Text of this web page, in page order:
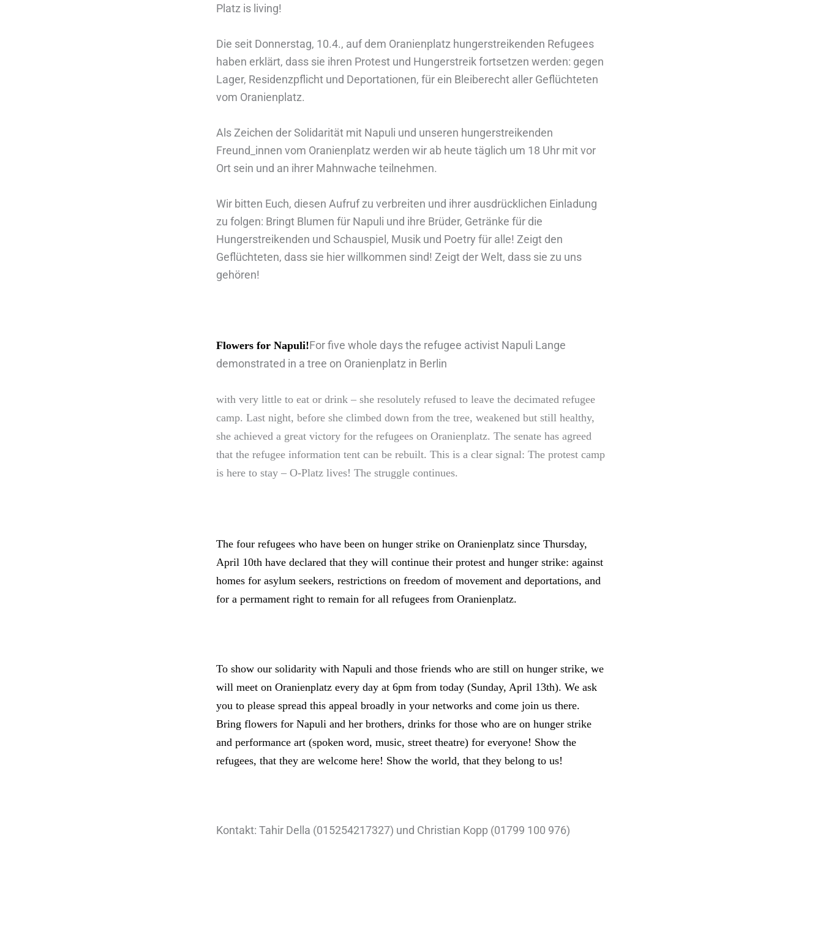
Platz is living!
Die seit Donnerstag, 10.4., auf dem Oranienplatz hungerstreikenden Refugees
haben erklärt, dass sie ihren Protest und Hungerstreik fortsetzen werden: gegen
Lager, Residenzpflicht und Deportationen, für ein Bleiberecht aller Geflüchteten
vom Oranienplatz.
Als Zeichen der Solidarität mit Napuli und unseren hungerstreikenden
Freund_innen vom Oranienplatz werden wir ab heute täglich um 18 Uhr mit vor
Ort sein und an ihrer Mahnwache teilnehmen.
Wir bitten Euch, diesen Aufruf zu verbreiten und ihrer ausdrücklichen Einladung
zu folgen: Bringt Blumen für Napuli und ihre Brüder, Getränke für die
Hungerstreikenden und Schauspiel, Musik und Poetry für alle! Zeigt den
Geflüchteten, dass sie hier willkommen sind! Zeigt der Welt, dass sie zu uns
gehören!
Flowers for Napuli!For five whole days the refugee activist Napuli Lange
demonstrated in a tree on Oranienplatz in Berlin
with very little to eat or drink – she resolutely refused to leave the decimated refugee
camp. Last night, before she climbed down from the tree, weakened but still healthy,
she achieved a great victory for the refugees on Oranienplatz. The senate has agreed
that the refugee information tent can be rebuilt. This is a clear signal: The protest camp
is here to stay – O-Platz lives! The struggle continues.
The four refugees who have been on hunger strike on Oranienplatz since Thursday,
April 10th have declared that they will continue their protest and hunger strike: against
homes for asylum seekers, restrictions on freedom of movement and deportations, and
for a permament right to remain for all refugees from Oranienplatz.
To show our solidarity with Napuli and those friends who are still on hunger strike, we
will meet on Oranienplatz every day at 6pm from today (Sunday, April 13th). We ask
you to please spread this appeal broadly in your networks and come join us there.
Bring flowers for Napuli and her brothers, drinks for those who are on hunger strike
and performance art (spoken word, music, street theatre) for everyone! Show the
refugees, that they are welcome here! Show the world, that they belong to us!
Kontakt: Tahir Della (015254217327) und Christian Kopp (01799 100 976)